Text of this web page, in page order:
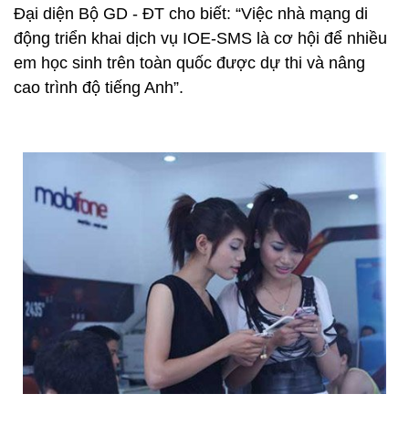
Đại diện Bộ GD - ĐT cho biết: “Việc nhà mạng di
động triển khai dịch vụ IOE-SMS là cơ hội để nhiều
em học sinh trên toàn quốc được dự thi và nâng
cao trình độ tiếng Anh”.